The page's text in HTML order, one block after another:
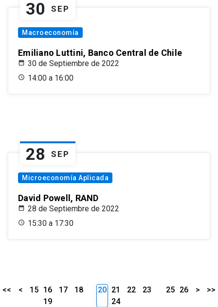
30 SEP
Macroeconomía
Emiliano Luttini, Banco Central de Chile
30 de Septiembre de 2022
14:00 a 16:00
28 SEP
Microeconomía Aplicada
David Powell, RAND
28 de Septiembre de 2022
15:30 a 17:30
<< < 15 16 17
18
19
20 21 22
23
24
25 26 > >>